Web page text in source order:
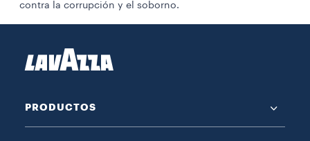
contra la corrupción y el soborno.
PRODUCTOS